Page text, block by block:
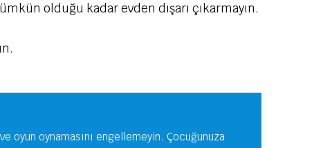
olduğu kadar evden dışarı çıkarmayın.
oyun oynamasını engellemeyin. Çocuğunuza